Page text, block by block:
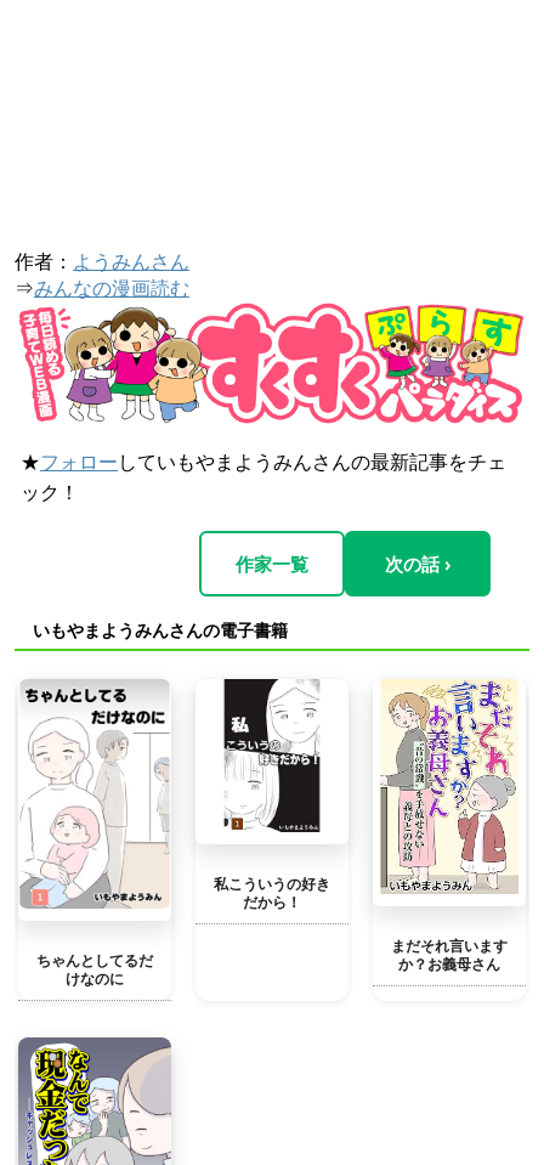
作者： ようみんさん
⇒みんなの漫画読む
★フォロー していもやまようみんさんの最新記事をチェ
ック！
作家一覧 次の話 ›
いもやまようみんさんの電子書籍
ちゃんとしてるだ
けなのに
私こういうの好き
だから！
まだそれ言います
か？お義母さん